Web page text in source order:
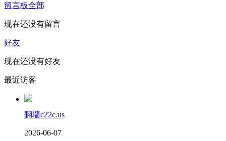
留言板全部
现在还没有留言
好友
现在还没有好友
最近访客
翻墙c22c.us
2026-06-07